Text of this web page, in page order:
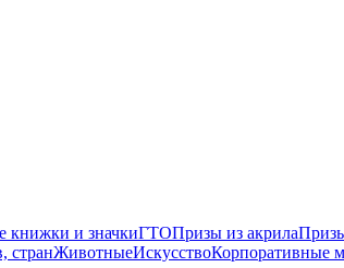
книжки и значкиГТОПризы из акрила
странЖивотныеИскусствоКорпоративные